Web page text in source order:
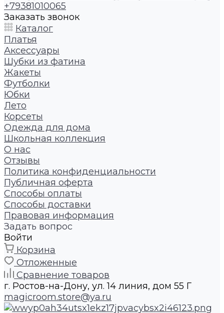
+79381010065
Заказать звонок
Каталог
Платья
Аксессуары
Шубки из фатина
Жакеты
Футболки
Юбки
Лето
Корсеты
Одежда для дома
Школьная коллекция
О нас
Отзывы
Политика конфиденциальности
Публичная оферта
Способы оплаты
Способы доставки
Правовая информация
Задать вопрос
Войти
Корзина
Отложенные
Сравнение товаров
г. Ростов-на-Дону, ул. 14 линия, дом 55 Г
magicroom.store@ya.ru